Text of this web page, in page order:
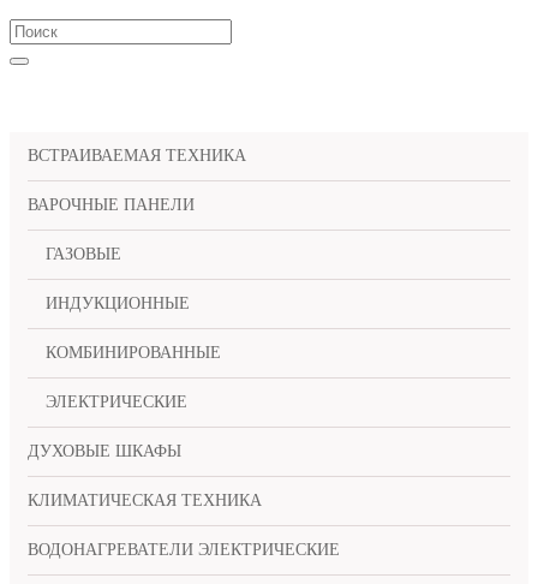
ВСТРАИВАЕМАЯ ТЕХНИКА
ВАРОЧНЫЕ ПАНЕЛИ
ГАЗОВЫЕ
ИНДУКЦИОННЫЕ
КОМБИНИРОВАННЫЕ
ЭЛЕКТРИЧЕСКИЕ
ДУХОВЫЕ ШКАФЫ
КЛИМАТИЧЕСКАЯ ТЕХНИКА
ВОДОНАГРЕВАТЕЛИ ЭЛЕКТРИЧЕСКИЕ